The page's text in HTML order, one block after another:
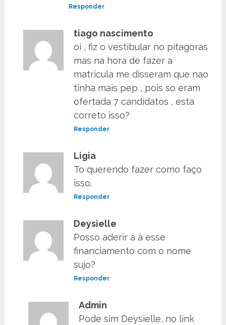
Responder
tiago nascimento
oi , fiz o vestibular no pitagoras
mas na hora de fazer a
matricula me disseram que nao
tinha mais pep , pois so eram
ofertada 7 candidatos , esta
correto isso?
Responder
Ligia
To querendo fazer como faço
isso.
Responder
Deysielle
Posso aderir a à esse
financiamento com o nome
sujo?
Responder
Admin
Pode sim Deysielle, no link